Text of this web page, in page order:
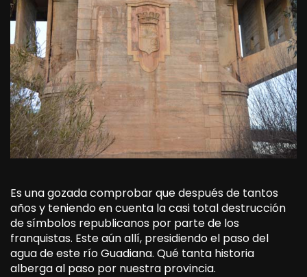
Es una gozada comprobar que después de tantos
años y teniendo en cuenta la casi total destrucción
de símbolos republicanos por parte de los
franquistas. Este aún allí, presidiendo el paso del
agua de este río Guadiana. Qué tanta historia
alberga al paso por nuestra provincia.